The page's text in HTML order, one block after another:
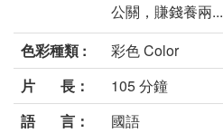
公關，賺錢養兩...
色彩種類 :
彩色 Color
片 長：
105 分鐘
語 言：
國語